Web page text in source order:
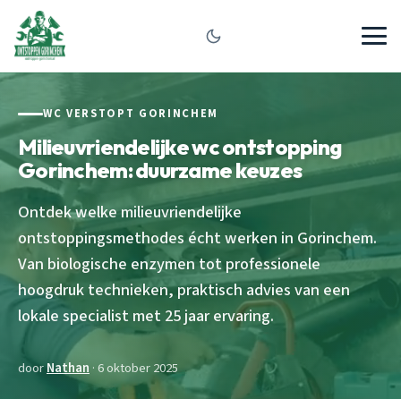
WC VERSTOPT GORINCHEM
Milieuvriendelijke wc ontstopping
Gorinchem: duurzame keuzes
Ontdek welke milieuvriendelijke
ontstoppingsmethodes écht werken in Gorinchem.
Van biologische enzymen tot professionele
hoogdruk technieken, praktisch advies van een
lokale specialist met 25 jaar ervaring.
doorNathan · 6 oktober 2025